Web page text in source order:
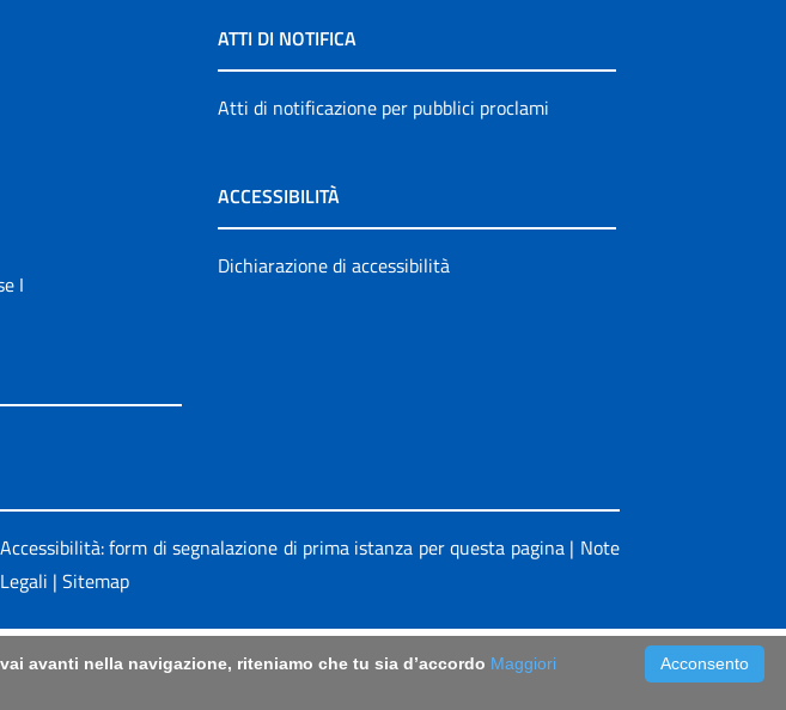
I
ATTI DI NOTIFICA
Atti di notificazione per pubblici proclami
ACCESSIBILITÀ
Dichiarazione di accessibilità
Accessibilità: form di segnalazione di prima istanza per questa pagina| Note
Legali | Sitemap
Acconsento
avanti nella navigazione, riteniamo che tu sia d’accordo Maggiori